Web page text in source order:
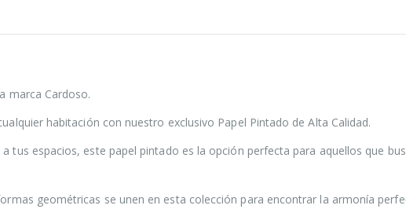
marca Cardoso.
habitación con nuestro exclusivo Papel Pintado de Alta Calidad.
tus espacios, este papel pintado es la opción perfecta para aquellos que
geométricas se unen en esta colección para encontrar la armonía